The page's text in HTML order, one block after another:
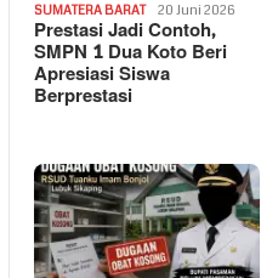
SUMATERA BARAT 20 Juni 2026
Prestasi Jadi Contoh,
SMPN 1 Dua Koto Beri
Apresiasi Siswa
Berprestasi